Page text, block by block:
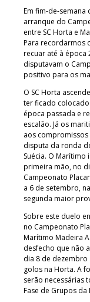
Em fim-de-semana
arranque do
entre SC Horta e
Para recordarmos
recuar até à época
disputavam o
positivo para os
O SC Horta
ter ficado
época passada e
escalão. Já os
aos compromissos
disputa da ronda
Suécia. O
primeira mão, no
Campeonato
a 6 de setembro,
segunda maior
Sobre este duelo
no Campeonato
Marítimo Madeira
desfecho que não
dia 8 de dezembro
golos na Horta. A
serão necessárias
Fase de Grupos da